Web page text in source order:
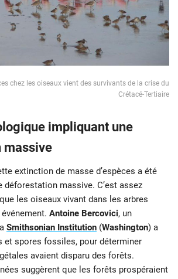
chez les oiseaux vient des survivants de la crise du
Crétacé-Tertiaire
impliquant une
massive
extinction de masse d’espèces a été
déforestation massive. C’est assez
les oiseaux vivant dans les arbres
Antoine Bercovici, un
Smithsonian Institution (Washington) a
et spores fossiles, pour déterminer
avaient disparu des forêts.
suggèrent que les forêts prospéraient